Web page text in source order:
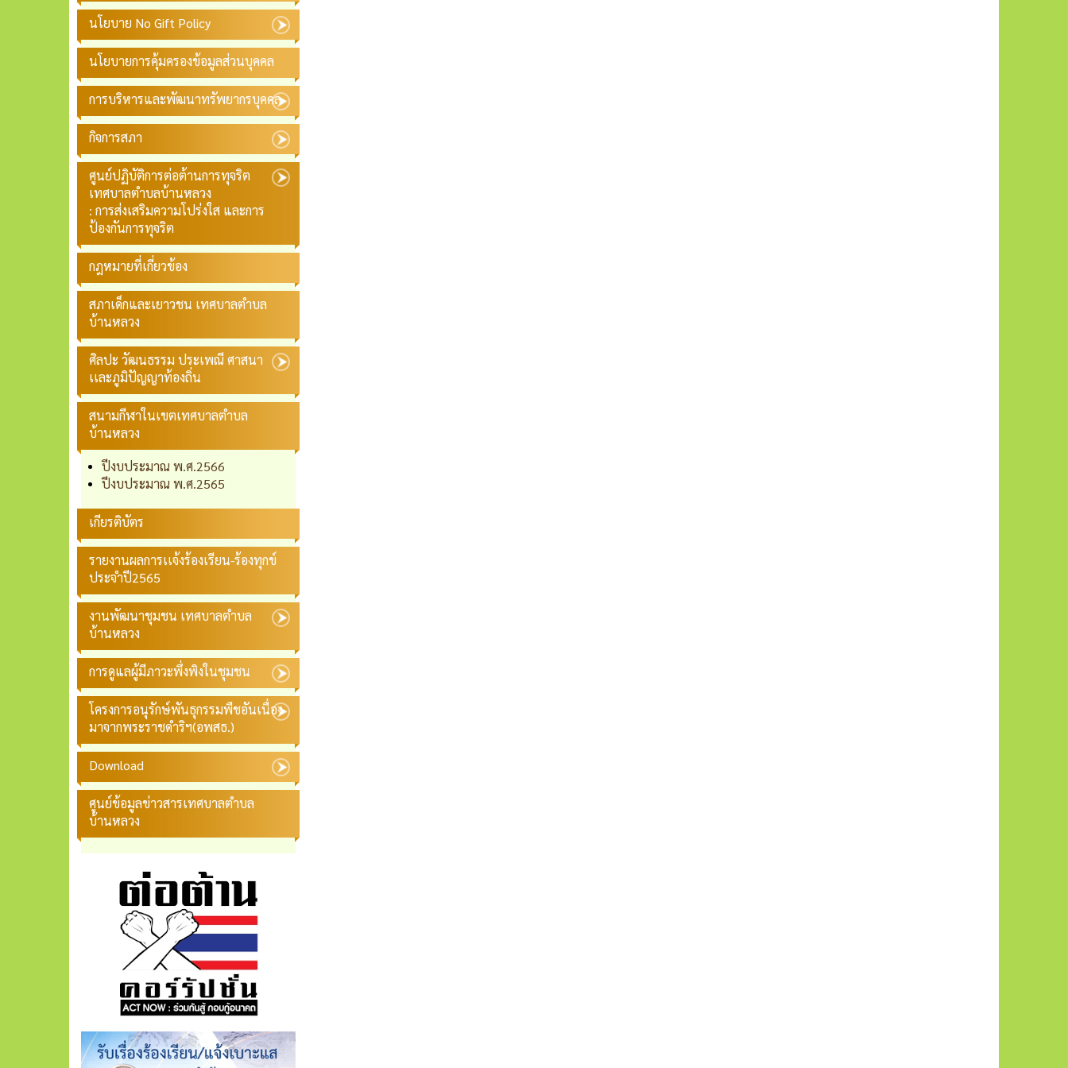
นโยบาย No Gift Policy
นโยบายการคุ้มครองข้อมูลส่วนบุคคล
การบริหารและพัฒนาทรัพยากรบุคคล
กิจการสภา
ศูนย์ปฏิบัติการต่อต้านการทุจริต
เทศบาลตำบลบ้านหลวง
: การส่งเสริมความโปร่งใส และการ
ป้องกันการทุจริต
กฎหมายที่เกี่ยวข้อง
สภาเด็กและเยาวชน เทศบาลตำบล
บ้านหลวง
ศิลปะ วัฒนธรรม ประเพณี ศาสนา
เเละภูมิปัญญาท้องถิ่น
สนามกีฬาในเขตเทศบาลตำบล
บ้านหลวง
ปีงบประมาณ พ.ศ.2566
ปีงบประมาณ พ.ศ.2565
เกียรติบัตร
รายงานผลการเเจ้งร้องเรียน-ร้องทุกข์
ประจำปี2565
งานพัฒนาชุมชน เทศบาลตำบล
บ้านหลวง
การดูแลผู้มีภาวะพึ่งพิงในชุมชน
โครงการอนุรักษ์พันธุกรรมพืชอันเนื่อง
มาจากพระราชดำริฯ(อพสธ.)
Download
ศูนย์ข้อมูลข่าวสารเทศบาลตำบล
บ้านหลวง